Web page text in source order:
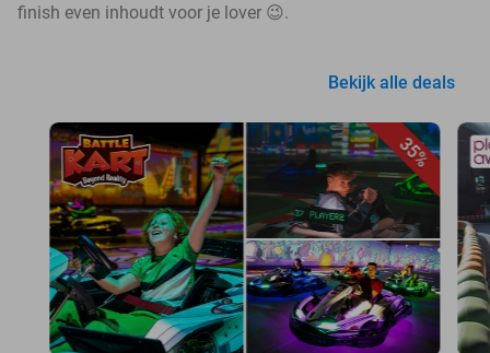
finish even inhoudt voor je lover 😉.
Bekijk alle deals
35%